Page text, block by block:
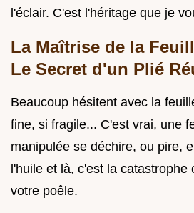
l'éclair. C'est l'héritage que je
La Maîtrise de la
Le Secret d'un Plié
Beaucoup hésitent avec la
fine, si fragile... C'est vrai, une
manipulée se déchire, ou pire,
l'huile et là, c'est la catastrophe
votre poêle.